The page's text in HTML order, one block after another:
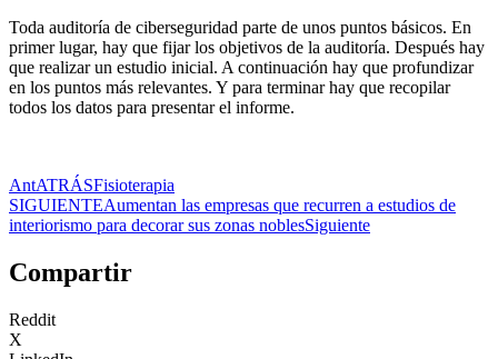
Toda auditoría de ciberseguridad parte de unos puntos básicos. En
primer lugar, hay que fijar los objetivos de la auditoría. Después hay
que realizar un estudio inicial. A continuación hay que profundizar
en los puntos más relevantes. Y para terminar hay que recopilar
todos los datos para presentar el informe.
AntATRÁSFisioterapia
SIGUIENTEAumentan las empresas que recurren a estudios de
interiorismo para decorar sus zonas noblesSiguiente
Compartir
Reddit
X